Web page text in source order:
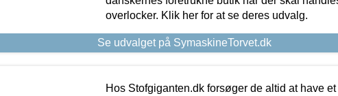
overlocker. Klik her for at se deres udvalg.
Se udvalget på SymaskineTorvet.dk
Hos Stofgiganten.dk forsøger de altid at have